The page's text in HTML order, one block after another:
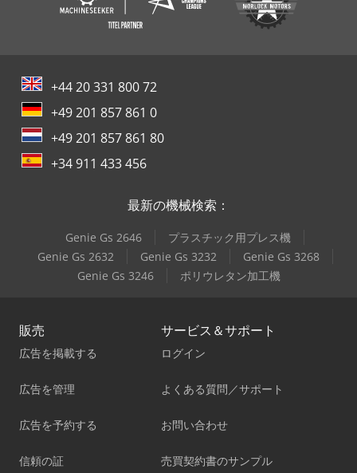
+44 20 331 800 72
+49 201 857 861 0
+49 201 857 861 80
+34 911 433 456
最新の機械検索：
Genie Gs 2646
プラスチック用プレス機
Genie Gs 2632
Genie Gs 3232
Genie Gs 3268
Genie Gs 3246
ポリウレタン加工機
販売
広告を掲載する
広告を管理
広告を予約する
信頼の証
サービス＆サポート
ログイン
よくある質問／サポート
お問い合わせ
売買契約書のサンプル